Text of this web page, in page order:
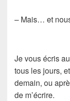
– Mais… et
Je vous écris
tous les jours,
demain, ou
de m’écrire.